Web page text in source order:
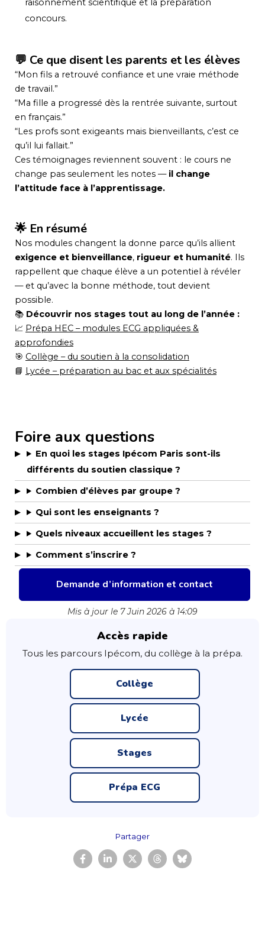
raisonnement scientifique et la préparation
concours.
💬 Ce que disent les parents et les élèves
“Mon fils a retrouvé confiance et une vraie méthode
de travail.”
“Ma fille a progressé dès la rentrée suivante, surtout
en français.”
“Les profs sont exigeants mais bienveillants, c’est ce
qu’il lui fallait.”
Ces témoignages reviennent souvent : le cours ne
change pas seulement les notes — il change
l’attitude face à l’apprentissage.
🌟 En résumé
Nos modules changent la donne parce qu’ils allient
exigence et bienveillance, rigueur et humanité. Ils
rappellent que chaque élève a un potentiel à révéler
— et qu’avec la bonne méthode, tout devient
possible.
📚 Découvrir nos stages tout au long de l’année :
📈 Prépa HEC – modules ECG appliquées &
approfondies
🎯 Collège – du soutien à la consolidation
📘 Lycée – préparation au bac et aux spécialités
Foire aux questions
En quoi les stages Ipécom Paris sont-ils
différents du soutien classique ?
Combien d’élèves par groupe ?
Qui sont les enseignants ?
Quels niveaux accueillent les stages ?
Comment s’inscrire ?
Demande d’information et contact
Mis à jour le 7 Juin 2026 à 14:09
Accès rapide
Tous les parcours Ipécom, du collège à la prépa.
Collège
Lycée
Stages
Prépa ECG
Partager